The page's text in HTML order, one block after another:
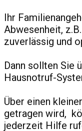
Ihr
Abwesenheit,
zuverlässig und
Dann sollten Sie
Hausnotruf-
Über einen
getragen wird,
jederzeit Hilfe